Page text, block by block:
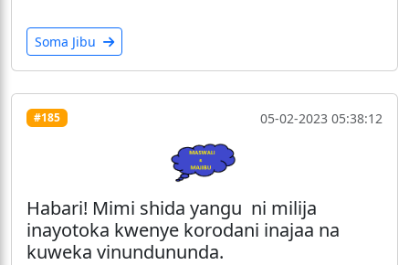
Soma Jibu
#185 05-02-2023 05:38:12
Habari! Mimi shida yangu ni milija
inayotoka kwenye korodani inajaa na
kuweka vinundununda.